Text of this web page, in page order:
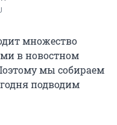
множество
в новостном
мы собираем
подводим